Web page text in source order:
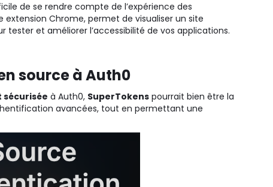
de se rendre compte de l’expérience des
extension Chrome, permet de visualiser un site
tester et améliorer l’accessibilité de vos applications.
source à Auth0
sécurisée à Auth0, SuperTokenspourrait bien être la
avancées, tout en permettant une